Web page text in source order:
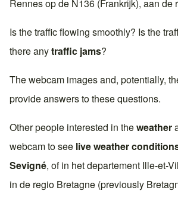
Rennesop de N136 (Frankrijk), aan de
Is the traffic flowing smoothly? Is the
there anytraffic jams?
The webcam images and, potentially,
provide answers to these questions.
Other people interested in theweather
webcam to see live weather
Sevigné, of in het departement Ille-et-
in de regio Bretagne (previously